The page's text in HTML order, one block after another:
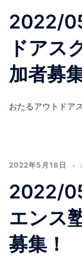
2022/
ドアス
加者募
おたるアウトドア
2022年5月16日
2022/
エンス
募集！